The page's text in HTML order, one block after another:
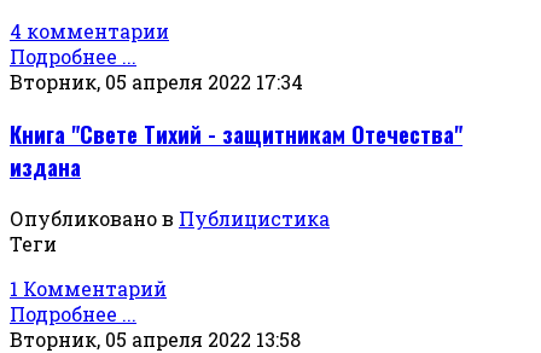
4 комментарии
Подробнее ...
Вторник, 05 апреля 2022 17:34
Книга "Свете Тихий - защитникам Отечества"
издана
Опубликовано в Публицистика
Теги
1 Комментарий
Подробнее ...
Вторник, 05 апреля 2022 13:58